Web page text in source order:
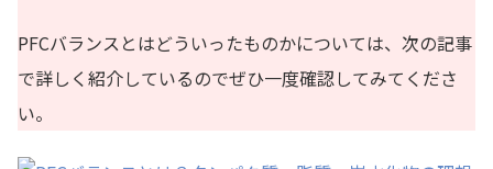
PFCバランスとはどういったものかについては、次の記事
で詳しく紹介しているのでぜひ一度確認してみてくださ
い。